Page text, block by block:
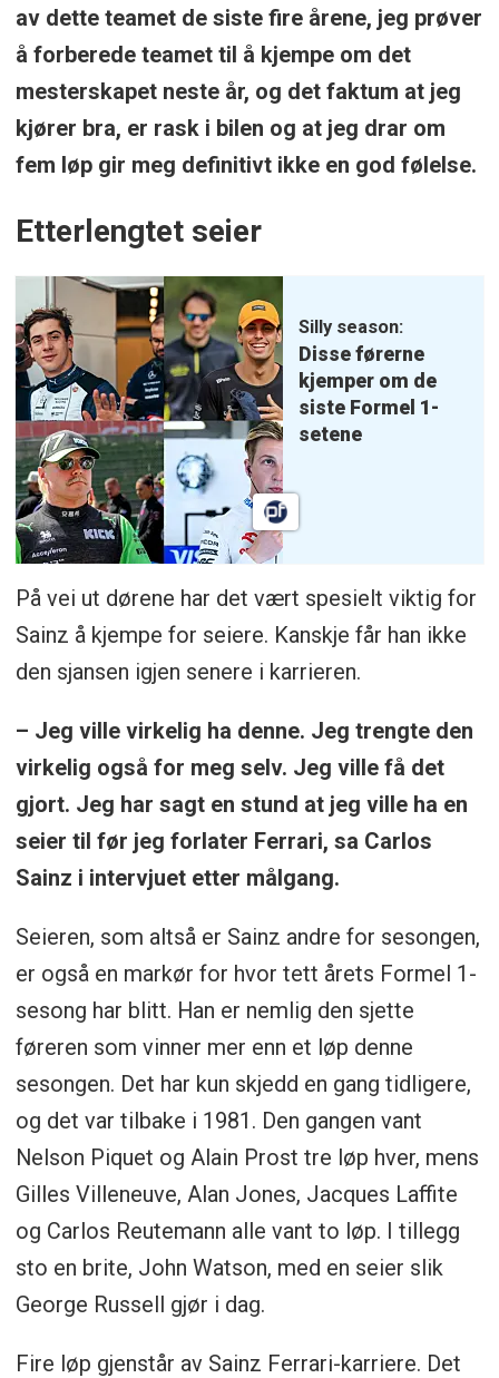
av dette teamet de siste fire årene, jeg prøver
å forberede teamet til å kjempe om det
mesterskapet neste år, og det faktum at jeg
kjører bra, er rask i bilen og at jeg drar om
fem løp gir meg definitivt ikke en god følelse.
Etterlengtet seier
Silly season:
Disse førerne
kjemper om de
siste Formel 1-
setene
På vei ut dørene har det vært spesielt viktig for
Sainz å kjempe for seiere. Kanskje får han ikke
den sjansen igjen senere i karrieren.
– Jeg ville virkelig ha denne. Jeg trengte den
virkelig også for meg selv. Jeg ville få det
gjort. Jeg har sagt en stund at jeg ville ha en
seier til før jeg forlater Ferrari, sa Carlos
Sainz i intervjuet etter målgang.
Seieren, som altså er Sainz andre for sesongen,
er også en markør for hvor tett årets Formel 1-
sesong har blitt. Han er nemlig den sjette
føreren som vinner mer enn et løp denne
sesongen. Det har kun skjedd en gang tidligere,
og det var tilbake i 1981. Den gangen vant
Nelson Piquet og Alain Prost tre løp hver, mens
Gilles Villeneuve, Alan Jones, Jacques Laffite
og Carlos Reutemann alle vant to løp. I tillegg
sto en brite, John Watson, med en seier slik
George Russell gjør i dag.
Fire løp gjenstår av Sainz Ferrari-karriere. Det